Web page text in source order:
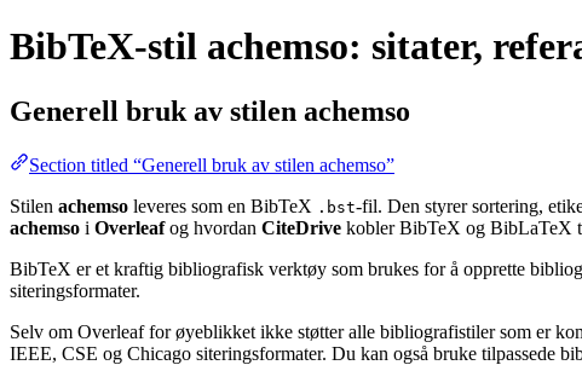
BibTeX-stil achemso: sitater,
Generell bruk av stilen achemso
Section titled “Generell bruk av stilen achemso”
Stilen achemso leveres som en BibTeX .bst-fil. Den styrer sortering,
achemso i Overleafog hvordan CiteDrive kobler BibTeX og BibLaTeX
BibTeX er et kraftig bibliografisk verktøy som brukes for å opprette
siteringsformater.
Selv om Overleaf for øyeblikket ikke støtter alle bibliografistiler som er
IEEE, CSE og Chicago siteringsformater. Du kan også bruke tilpassede